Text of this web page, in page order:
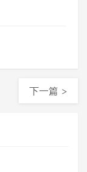
下一篇 >